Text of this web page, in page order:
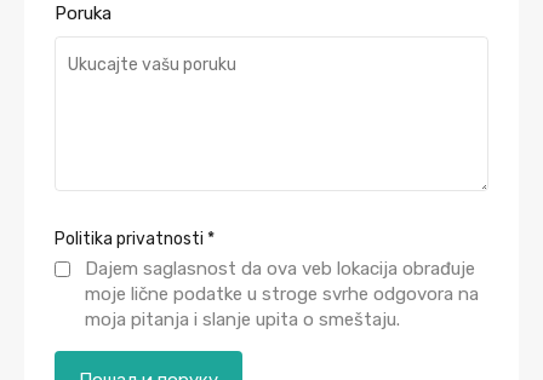
Poruka
Politika privatnosti *
Dajem saglasnost da ova veb lokacija obrađuje
moje lične podatke u stroge svrhe odgovora na
moja pitanja i slanje upita o smeštaju.